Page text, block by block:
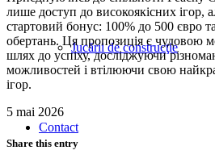
Jucării de construcţie
Contact
лише доступ до високоякісних ігор,
стартовий бонус: 100% до 500 євро
обертань. Ця пропозиція є чудовою
шлях до успіху, досліджуючи
можливостей і втілюючи свою
ігор.
5 mai 2026
Share this entry